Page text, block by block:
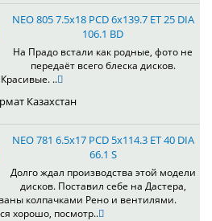
NEO 805 7.5x18 PCD 6x139.7 ET 25 DIA
106.1 BD
На Прадо встали как родные, фото не
передаёт всего блеска дисков.
Красивые. ..
Казахстан
NEO 781 6.5x17 PCD 5x114.3 ET 40 DIA
66.1 S
Долго ждал производства этой модели
дисков. Поставил себе на Дастера,
колпачками Рено и вентилями.
хорошо, посмотр..